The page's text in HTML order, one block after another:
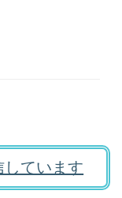
ています